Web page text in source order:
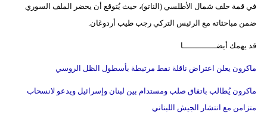
في قمة حلف شمال الأطلسي (الناتو)، حيث يُتوقع أن يحضر الملف السوري
ضمن مباحثاته مع الرئيس التركي رجب طيب أردوغان.
قد يهمك أيضــــــــــــــا
ماكرون يعلن اعتراض ناقلة نفط مرتبطة بأسطول الظل الروسي
ماكرون يُطالب باتفاق صلب ومستدام بين لبنان وإسرائيل ويدعو لانسحاب
متزامن مع انتشار الجيش اللبناني